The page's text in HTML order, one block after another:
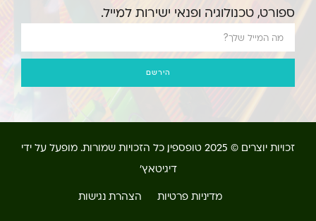
ספורט, טכנולוגיה ופנאי ישירות למייל.
הירשם
זכויות יוצרים © 2025 טופספין, כל הזכויות שמורות. מופעל על ידי
דיגיטאץ'
מדיניות פרטיות הצהרת נגישות